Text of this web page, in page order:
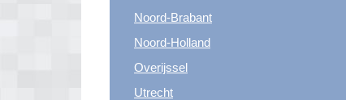
Noord-Brabant
Noord-Holland
Overijssel
Utrecht